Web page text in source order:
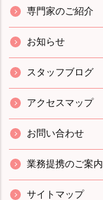
専門家のご紹介
お知らせ
スタッフブログ
アクセスマップ
お問い合わせ
業務提携のご案内
サイトマップ